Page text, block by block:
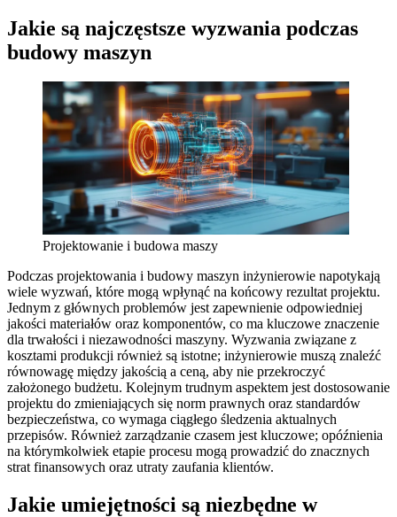
Jakie są najczęstsze wyzwania podczas
budowy maszyn
Projektowanie i budowa maszy
Podczas projektowania i budowy maszyn inżynierowie napotykają
wiele wyzwań, które mogą wpłynąć na końcowy rezultat projektu.
Jednym z głównych problemów jest zapewnienie odpowiedniej
jakości materiałów oraz komponentów, co ma kluczowe znaczenie
dla trwałości i niezawodności maszyny. Wyzwania związane z
kosztami produkcji również są istotne; inżynierowie muszą znaleźć
równowagę między jakością a ceną, aby nie przekroczyć
założonego budżetu. Kolejnym trudnym aspektem jest dostosowanie
projektu do zmieniających się norm prawnych oraz standardów
bezpieczeństwa, co wymaga ciągłego śledzenia aktualnych
przepisów. Również zarządzanie czasem jest kluczowe; opóźnienia
na którymkolwiek etapie procesu mogą prowadzić do znacznych
strat finansowych oraz utraty zaufania klientów.
Jakie umiejętności są niezbędne w